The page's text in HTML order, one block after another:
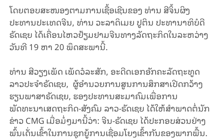
Video
ໂດຍຕອບສະໜອງຕາມການເຊື້ອເຊີນຂອງ ທ່ານ ສີຈິ້ນຜິງ
ປະທານປະເທດຈີນ, ທ່ານ ວະລາດິເມຍ ປູຕິນ ປະທານາທິບໍດີ
ຣັດເຊຍ ໄດ້ເຄື່ອນໄຫວຢ້ຽມຢາມຈີນທາງລັດຖະກິດໃນລະຫວ່າງ
ວັນທີ 19 ຫາ 20 ພຶດສະພານີ້.
ທ່ານ ສີວຽງເພັດ ເພັດວໍລະສັກ, ອະດີດເອກອັກຄະລັດຖະທູດ
ລາວປະຈໍາຣັດເຊຍ, ຜູ້ອໍານວຍການສູນການສຶກສາເປີດກວ້າງ
ຮຽນພາສາຣັດເຊຍ, ຮອງປະທານສະມາຄົມເພື່ອການ
ພັດທະນາເສດຖະກິດ-ສັງຄົມ ລາວ-ຣັດເຊຍ ໄດ້ໃຫ້ສໍາພາດຕໍ່ນັກ
ຂ່າວ CMG ເມື່ອມໍ່ໆມານີ້ວ່າ: ຈີນ-ຣັດເຊຍ ໄດ້ປະກອບສ່ວນຢ່າງ
ພົ້ນເດັ່ນເຂົ້າໃນການຊຸກຍູ້ການເຊື່ອມໂຍງເຂົ້າກັນຂອງພາກພື້ນ.